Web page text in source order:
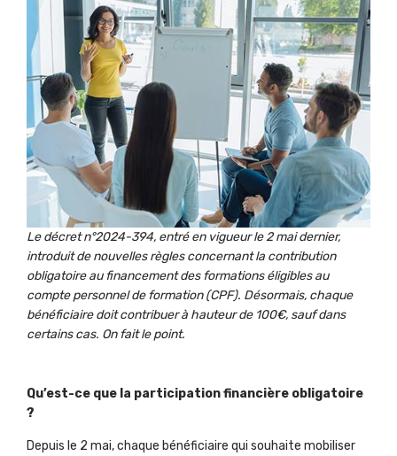
Le décret n°2024-394, entré en vigueur le 2 mai dernier,
introduit de nouvelles règles concernant la contribution
obligatoire au financement des formations éligibles au
compte personnel de formation (CPF). Désormais, chaque
bénéficiaire doit contribuer à hauteur de 100€, sauf dans
certains cas. On fait le point.
Qu’est-ce que la participation financière obligatoire
?
Depuis le 2 mai, chaque bénéficiaire qui souhaite mobiliser